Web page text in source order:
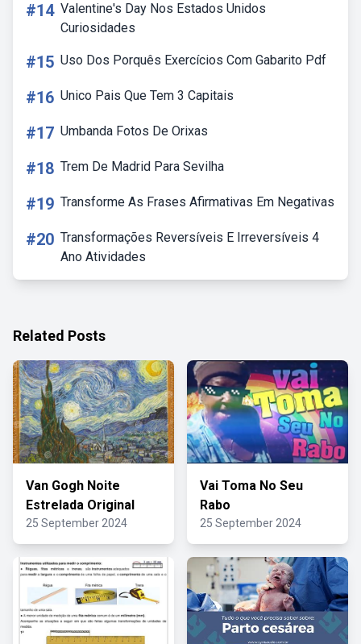
#14 Valentine's Day Nos Estados Unidos
Curiosidades
#15 Uso Dos Porquês Exercícios Com Gabarito Pdf
#16 Unico Pais Que Tem 3 Capitais
#17 Umbanda Fotos De Orixas
#18 Trem De Madrid Para Sevilha
#19 Transforme As Frases Afirmativas Em Negativas
#20 Transformações Reversíveis E Irreversíveis 4
Ano Atividades
Related Posts
Van Gogh Noite
Estrelada Original
25 September 2024
Vai Toma No Seu
Rabo
25 September 2024